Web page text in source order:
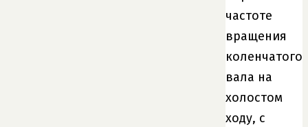
частоте
вращения
коленчатого
вала на
холостом
ходу, с